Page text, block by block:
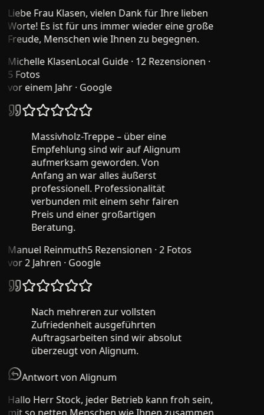
Liebe Frau Klasen, vielen Dank für Ihre lieben
Worte! Es ist für uns immer wieder eine große
Freude, Menschen wie Ihnen zu begegnen.
Michelle KlasenLocal Guide · 12 Rezensionen ·
5 Fotos
vor einem Jahr· Google
Massivholz-Treppe – über eine
Empfehlung sind wir auf Alignum
aufmerksam geworden. Von
Anfang an war alles äußerst
professionell. Professionalität
verbunden mit einem sehr fairen
Preis und einer großartigen
Beratung.
Manuel Reinmuth5 Rezensionen · 2 Fotos
vor 2 Jahren· Google
Nach mehreren zur vollsten
Zufriedenheit ausgeführten
Auftragsarbeiten sind wir absolut
überzeugt von Alignum.
Antwort von Alignum
Hallo Herr Stock, jeder Betrieb kann froh sein,